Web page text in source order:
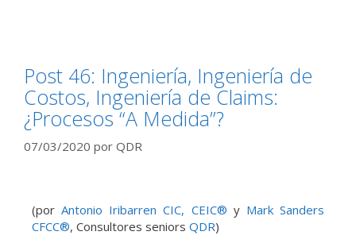
Post 46: Ingeniería, Ingeniería de
Costos, Ingeniería de Claims:
¿Procesos “A Medida”?
07/03/2020 por QDR
(porAntonio Iribarren CIC, CEIC® y Mark Sanders
CFCC®, Consultores seniors QDR)